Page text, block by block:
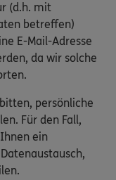
(d.h. mit
betreffen)
E-Mail-Adresse
da wir solche
persönliche
Für den Fall,
ein